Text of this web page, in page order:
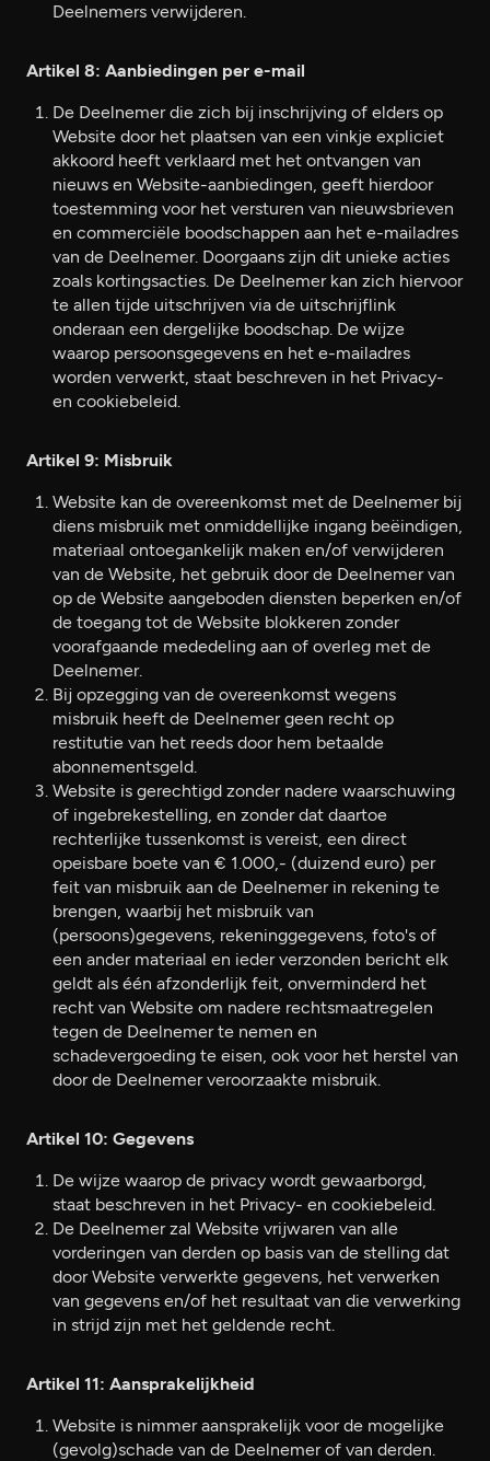
Deelnemers verwijderen.
Artikel 8: Aanbiedingen per e-mail
De Deelnemer die zich bij inschrijving of elders op
Website door het plaatsen van een vinkje expliciet
akkoord heeft verklaard met het ontvangen van
nieuws en Website-aanbiedingen, geeft hierdoor
toestemming voor het versturen van nieuwsbrieven
en commerciële boodschappen aan het e-mailadres
van de Deelnemer. Doorgaans zijn dit unieke acties
zoals kortingsacties. De Deelnemer kan zich hiervoor
te allen tijde uitschrijven via de uitschrijflink
onderaan een dergelijke boodschap. De wijze
waarop persoonsgegevens en het e-mailadres
worden verwerkt, staat beschreven in het Privacy-
en cookiebeleid.
Artikel 9: Misbruik
Website kan de overeenkomst met de Deelnemer bij
diens misbruik met onmiddellijke ingang beëindigen,
materiaal ontoegankelijk maken en/of verwijderen
van de Website, het gebruik door de Deelnemer van
op de Website aangeboden diensten beperken en/of
de toegang tot de Website blokkeren zonder
voorafgaande mededeling aan of overleg met de
Deelnemer.
Bij opzegging van de overeenkomst wegens
misbruik heeft de Deelnemer geen recht op
restitutie van het reeds door hem betaalde
abonnementsgeld.
Website is gerechtigd zonder nadere waarschuwing
of ingebrekestelling, en zonder dat daartoe
rechterlijke tussenkomst is vereist, een direct
opeisbare boete van € 1.000,- (duizend euro) per
feit van misbruik aan de Deelnemer in rekening te
brengen, waarbij het misbruik van
(persoons)gegevens, rekeninggegevens, foto's of
een ander materiaal en ieder verzonden bericht elk
geldt als één afzonderlijk feit, onverminderd het
recht van Website om nadere rechtsmaatregelen
tegen de Deelnemer te nemen en
schadevergoeding te eisen, ook voor het herstel van
door de Deelnemer veroorzaakte misbruik.
Artikel 10: Gegevens
De wijze waarop de privacy wordt gewaarborgd,
staat beschreven in het Privacy- en cookiebeleid.
De Deelnemer zal Website vrijwaren van alle
vorderingen van derden op basis van de stelling dat
door Website verwerkte gegevens, het verwerken
van gegevens en/of het resultaat van die verwerking
in strijd zijn met het geldende recht.
Artikel 11: Aansprakelijkheid
Website is nimmer aansprakelijk voor de mogelijke
(gevolg)schade van de Deelnemer of van derden.